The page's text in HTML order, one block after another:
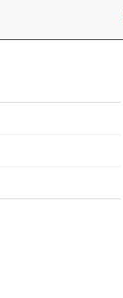
Geistervariationen)